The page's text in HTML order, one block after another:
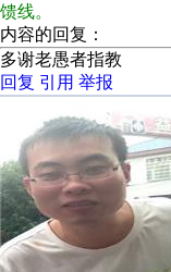
馈线。
内容的回复：
多谢老愚者指教
回复 引用 举报